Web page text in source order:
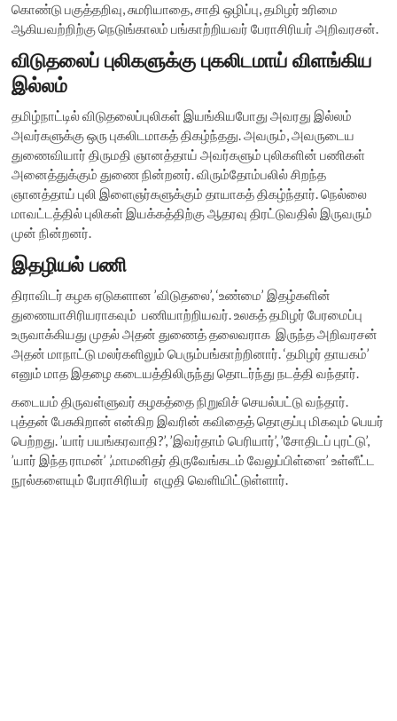
கொண்டு பகுத்தறிவு, சுமரியாதை, சாதி ஒழிப்பு, தமிழர் உரிமை
ஆகியவற்றிற்கு நெடுங்காலம் பங்காற்றியவர் பேராசிரியர் அறிவரசன்.
விடுதலைப் புலிகளுக்கு புகலிடமாய் விளங்கிய
இல்லம்
தமிழ்நாட்டில் விடுதலைப்புலிகள் இயங்கியபோது அவரது இல்லம்
அவர்களுக்கு ஒரு புகலிடமாகத் திகழ்ந்தது. அவரும், அவருடைய
துணைவியார் திருமதி ஞானத்தாய் அவர்களும் புலிகளின் பணிகள்
அனைத்துக்கும் துணை நின்றனர். விரும்தோம்பலில் சிறந்த
ஞானத்தாய் புலி இளைஞர்களுக்கும் தாயாகத் திகழ்ந்தார். நெல்லை
மாவட்டத்தில் புலிகள் இயக்கத்திற்கு ஆதரவு திரட்டுவதில் இருவரும்
முன் நின்றனர்.
இதழியல் பணி
திராவிடர் கழக ஏடுகளான ’விடுதலை’, ‘உண்மை’ இதழ்களின்
துணையாசிரியராகவும் பணியாற்றியவர். உலகத் தமிழர் பேரமைப்பு
உருவாக்கியது முதல் அதன் துணைத் தலைவராக இருந்த அறிவரசன்
அதன் மாநாட்டு மலர்களிலும் பெரும்பங்காற்றினார். ‘தமிழர் தாயகம்’
எனும் மாத இதழை கடையத்திலிருந்து தொடர்ந்து நடத்தி வந்தார்.
கடையம் திருவள்ளுவர் கழகத்தை நிறுவிச் செயல்பட்டு வந்தார்.
புத்தன் பேசுகிறான் என்கிற இவரின் கவிதைத் தொகுப்பு மிகவும் பெயர்
பெற்றது. ’யார் பயங்கரவாதி?’, ’இவர்தாம் பெரியார்’, ’சோதிடப் புரட்டு’,
’யார் இந்த ராமன்’ ,’மாமனிதர் திருவேங்கடம் வேலுப்பிள்ளை’ உள்ளீட்ட
நூல்களையும் பேராசிரியர் எழுதி வெளியிட்டுள்ளார்.